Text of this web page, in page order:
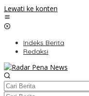
Lewati ke konten
Indeks Berita
Redaksi